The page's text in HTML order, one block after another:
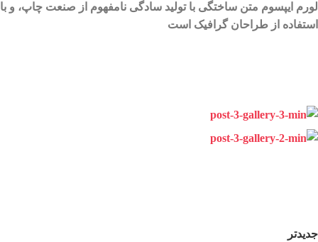
لورم ایپسوم متن ساختگی با تولید سادگی نامفهوم از صنعت چاپ، و با
استفاده از طراحان گرافیک است
جدیدتر